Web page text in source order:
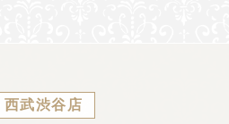
西武渋谷店